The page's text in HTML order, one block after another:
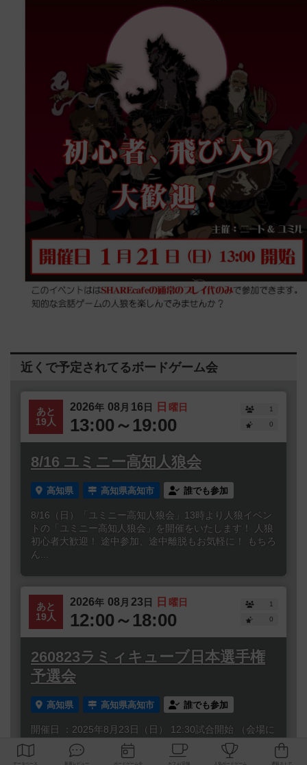
近くで予定されてるボードゲーム会
あと
19人
2026年 08 月 16日 日 曜日
13:00～19:00
1
0
8/16 ユミニー高知人狼会
高知県 高知県高知市 誰でも参加
8/16（日）「ユミニー高知人狼会」13時より人狼イベン
トの「ユミニー高知人狼会」を開催をいたします！ 人狼
初心者大歓迎！ 途中参加、途中離脱もお気軽に！ もちろ
ん...
あと
19人
2026年 08 月 23日 日 曜日
12:00～18:00
1
0
260823ラミィキューブ日本選手権
予選会
高知県 高知県高知市 誰でも参加
開催日 ：2025年8月23日（日） 12:30試合開始 （会場に
は12:15までにお入りください）参加定員 ：20名レギュ
レーション ：3人または4人卓によるポイ...